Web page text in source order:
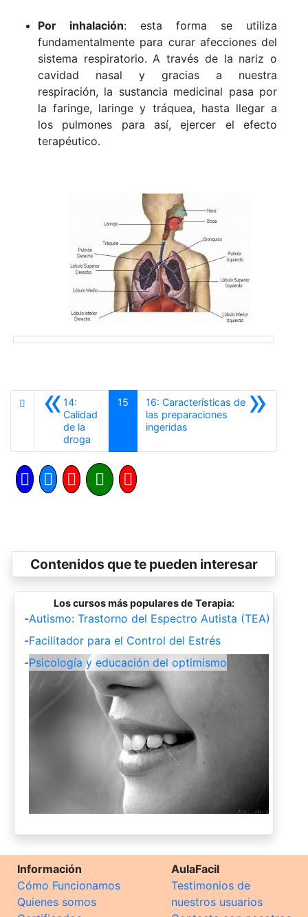
Por inhalación: esta forma se utiliza
fundamentalmente para curar afecciones del
sistema respiratorio. A través de la nariz o
cavidad nasal y gracias a nuestra
respiración, la sustancia medicinal pasa por
la faringe, laringe y tráquea, hasta llegar a
los pulmones para así, ejercer el efecto
terapéutico.
«14:
Calidad
de la
droga
15 »
16: Características de
las preparaciones
ingeridas
Contenidos que te pueden interesar
Los cursos más populares de Terapia:
-Autismo: Trastorno del Espectro Autista (TEA)
-Facilitador para el Control del Estrés
-Psicología y educación del optimismo
Información
Cómo Funcionamos
Quienes somos
AulaFacil
Testimonios de
nuestros usuarios